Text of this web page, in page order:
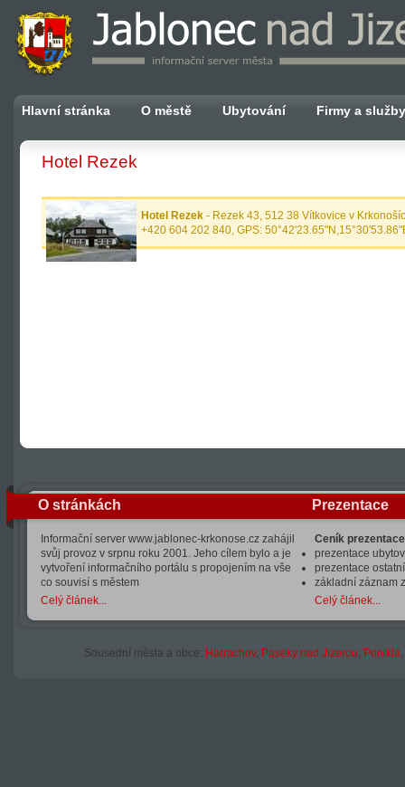
Hlavní stránka O městě Ubytování Firmy a služby
Hotel Rezek
Hotel Rezek - Rezek 43, 512 38 Vítkovice v
+420 604 202 840, GPS:
O stránkách
Informační server www.jablonec-krkonose.cz zahájil
svůj provoz v srpnu roku 2001. Jeho cílem bylo a je
vytvoření informačního portálu s propojením na vše
co souvisí s městem
Celý článek...
Prezentace
Ceník
prezentace
prezentace
základní záznam
Celý článek...
Sousední města a obce: Harrachov, Paseky nad Jizerou, Poniklá,